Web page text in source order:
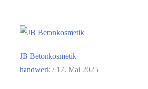
JB Betonkosmetik
handwerk / 17. Mai 2025